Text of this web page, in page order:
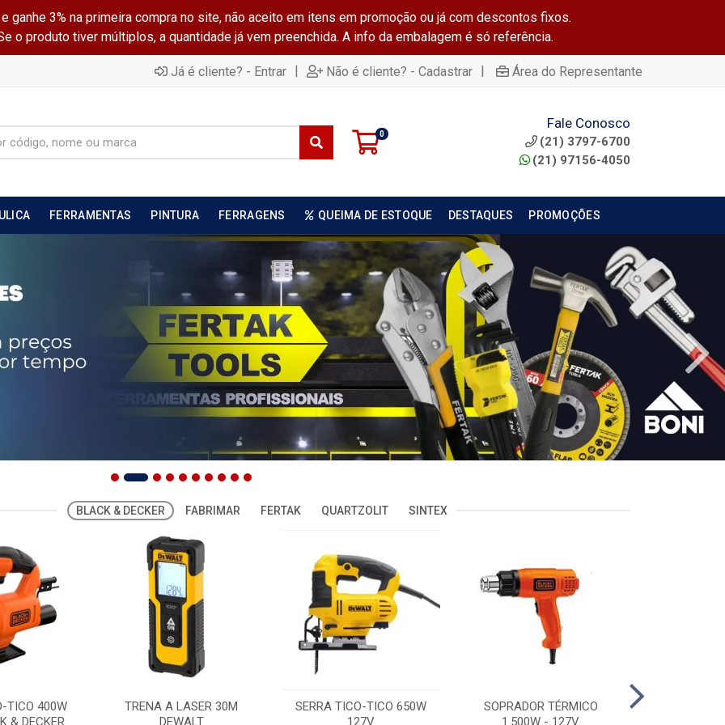
ganhe 3% na primeira compra no site, não aceito em itens em promoção ou já com descontos fixos.
o produto tiver múltiplos, a quantidade já vem preenchida. A info da embalagem é só referência.
Já é cliente? - Entrar | Não é cliente? - Cadastrar | Área do Representante
0
Fale Conosco
(21) 3797-6700
(21) 97156-4050
FERRAMENTAS PINTURA FERRAGENS QUEIMA DE ESTOQUE DESTAQUES PROMOÇÕES
BLACK & DECKER FABRIMAR FERTAK QUARTZOLIT SINTEX
TICO 400W
& DECKER
TRENA A LASER 30M
DEWALT
SERRA TICO-TICO 650W
127V
SOPRADOR TÉRMICO
1.500W - 127V